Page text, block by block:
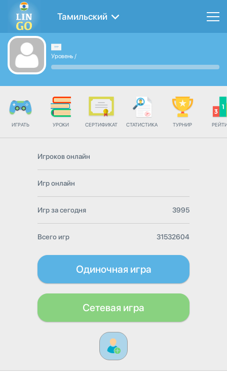
Тамильский
Уровень /
ИГРАТЬ УРОКИ СЕРТИФИКАТ СТАТИСТИКА ТУРНИР
Игроков онлайн
Игр онлайн
Игр за сегодня 3995
Всего игр 31532604
Одиночная игра
Сетевая игра